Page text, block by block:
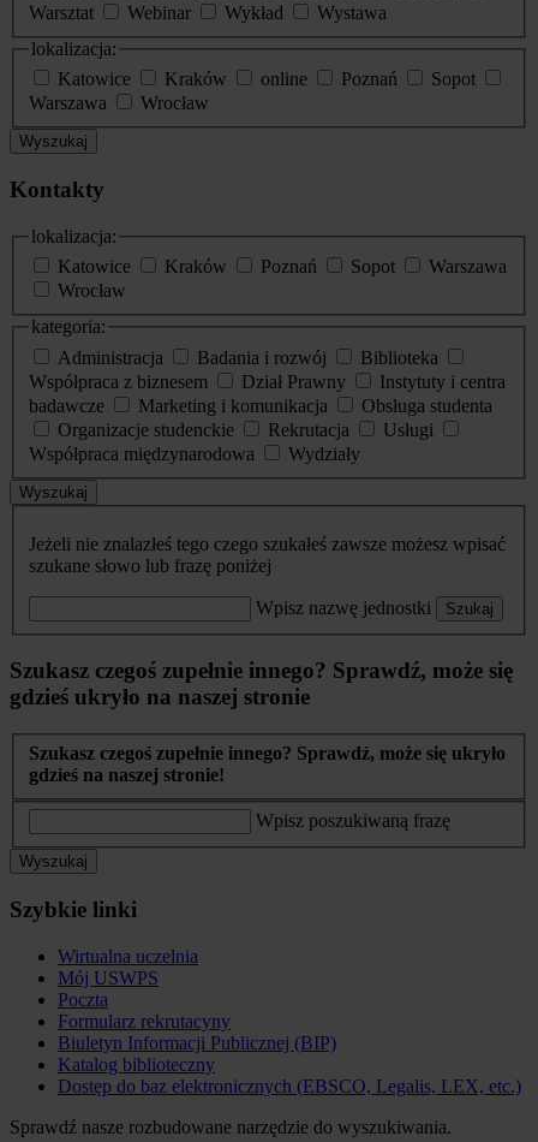
Warsztat
Webinar Wykład
Wystawa
lokalizacja:
Katowice
Kraków online Poznań
Sopot
Warszawa
Wrocław
Wyszukaj
Kontakty
lokalizacja:
Katowice
Kraków Poznań Sopot
Warszawa
Wrocław
kategoria:
Administracja
Badania i rozwój
Biblioteka
Współpraca z biznesem
Dział Prawny
Instytuty i centra
badawcze
Marketing i komunikacja
Obsługa studenta
Organizacje studenckie
Rekrutacja
Usługi
Współpraca międzynarodowa
Wydziały
Wyszukaj
Jeżeli nie znalazłeś tego czego szukałeś zawsze możesz wpisać
szukane słowo lub frazę poniżej
Wpisz nazwę jednostki Szukaj
Szukasz czegoś zupełnie innego? Sprawdź, może się
gdzieś ukryło na naszej stronie
Szukasz czegoś zupełnie innego? Sprawdź, może się ukryło
gdzieś na naszej stronie!
Wpisz poszukiwaną frazę
Wyszukaj
Szybkie linki
Wirtualna uczelnia
Mój USWPS
Poczta
Formularz rekrutacyny
Biuletyn Informacji Publicznej (BIP)
Katalog biblioteczny
Dostęp do baz elektronicznych (EBSCO, Legalis, LEX, etc.)
Sprawdź nasze rozbudowane narzędzie do wyszukiwania.